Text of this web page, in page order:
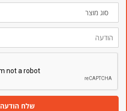
סוג
מוצר
הודעה
שלח הודעה